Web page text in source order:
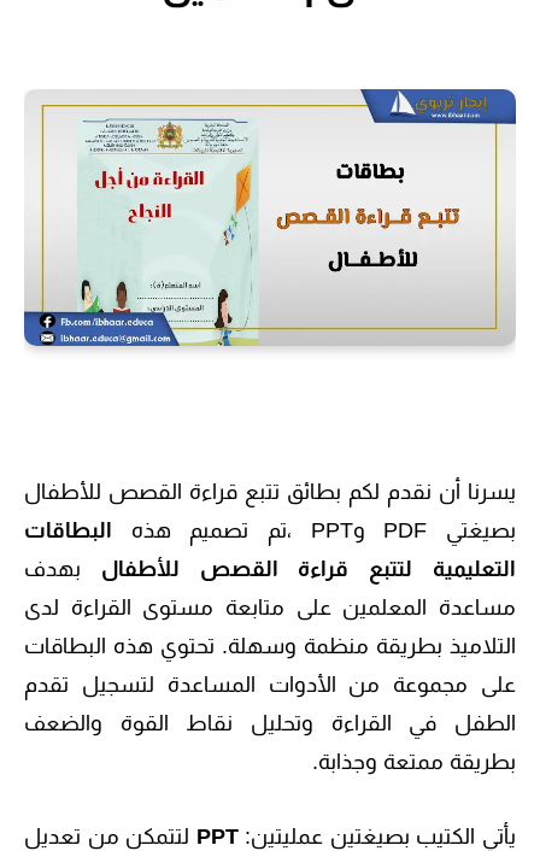
يسرنا أن نقدم لكم بطائق تتبع قراءة القصص للأطفال
بصيغتي PDF وPPT ،تم تصميم هذه
البطاقات
التعليمية لتتبع قراءة القصص للأطفال بهدف
مساعدة المعلمين على متابعة مستوى القراءة لدى
التلاميذ بطريقة منظمة وسهلة. تحتوي هذه البطاقات
على مجموعة من الأدوات المساعدة لتسجيل تقدم
الطفل في القراءة وتحليل نقاط القوة والضعف
بطريقة ممتعة وجذابة.
يأتي الكتيب بصيغتين عمليتين:PPT لتتمكن من تعديل